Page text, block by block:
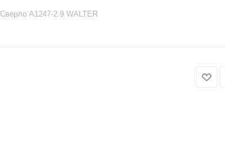
Сверло A1247-2.9 WALTER